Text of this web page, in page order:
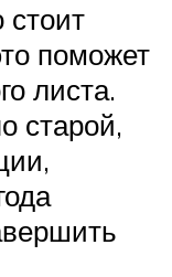
стоит
поможет
листа.
старой,